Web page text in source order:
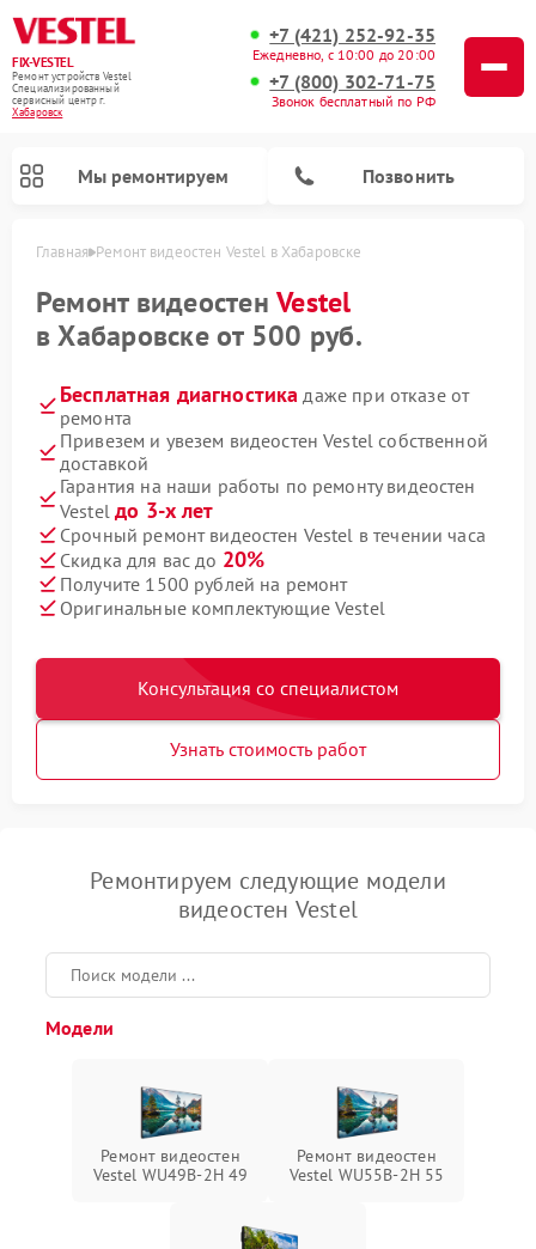
FIX-VESTEL
Ремонт устройств Vestel
Специализированный
cервисный центр г.
Хабаровск
+7 (421) 252-92-35
Ежедневно, с 10:00 до 20:00
+7 (800) 302-71-75
Звонок бесплатный по РФ
Мы ремонтируем Позвонить
Главная Ремонт видеостен Vestel в Хабаровске
Ремонт видеостенVestel
в Хабаровске от 500 руб.
Бесплатная диагностика даже при отказе от
ремонта
Привезем и увезем видеостен Vestel собственной
доставкой
Гарантия на наши работы по ремонту видеостен
Vestelдо 3-х лет
Срочный ремонт видеостен Vestel в течении часа
Скидка для вас до 20%
Получите 1500 рублей на ремонт
Оригинальные комплектующие Vestel
Консультация со специалистом
Узнать стоимость работ
Ремонтируем следующие модели
видеостен Vestel
Модели
Ремонт видеостен
Vestel WU49B-2H 49
Ремонт видеостен
Vestel WU55B-2H 55